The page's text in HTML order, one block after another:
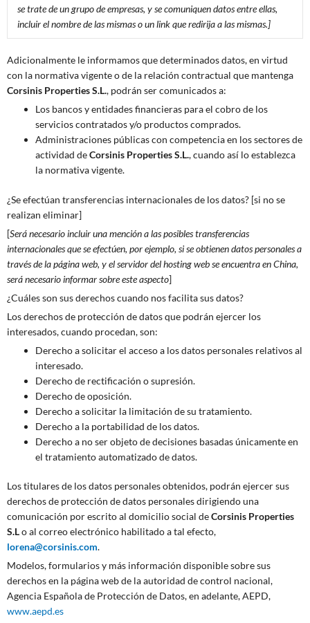
se trate de un grupo de empresas, y se comuniquen datos entre ellas,
incluir el nombre de las mismas o un link que redirija a las mismas.]
Adicionalmente le informamos que determinados datos, en virtud
con la normativa vigente o de la relación contractual que mantenga
Corsinis Properties S.L., podrán ser comunicados a:
Los bancos y entidades financieras para el cobro de los
servicios contratados y/o productos comprados.
Administraciones públicas con competencia en los sectores de
actividad deCorsinis Properties S.L., cuando así lo establezca
la normativa vigente.
¿Se efectúan transferencias internacionales de los datos? [si no se
realizan eliminar]
[Será necesario incluir una mención a las posibles transferencias
internacionales que se efectúen, por ejemplo, si se obtienen datos personales a
través de la página web, y el servidor del hosting web se encuentra en China,
será necesario informar sobre este aspecto]
¿Cuáles son sus derechos cuando nos facilita sus datos?
Los derechos de protección de datos que podrán ejercer los
interesados, cuando procedan, son:
Derecho a solicitar el acceso a los datos personales relativos al
interesado.
Derecho de rectificación o supresión.
Derecho de oposición.
Derecho a solicitar la limitación de su tratamiento.
Derecho a la portabilidad de los datos.
Derecho a no ser objeto de decisiones basadas únicamente en
el tratamiento automatizado de datos.
Los titulares de los datos personales obtenidos, podrán ejercer sus
derechos de protección de datos personales dirigiendo una
comunicación por escrito al domicilio social deCorsinis Properties
S.Lo al correo electrónico habilitado a tal efecto,
lorena@corsinis.com.
Modelos, formularios y más información disponible sobre sus
derechos en la página web de la autoridad de control nacional,
Agencia Española de Protección de Datos, en adelante, AEPD,
www.aepd.es